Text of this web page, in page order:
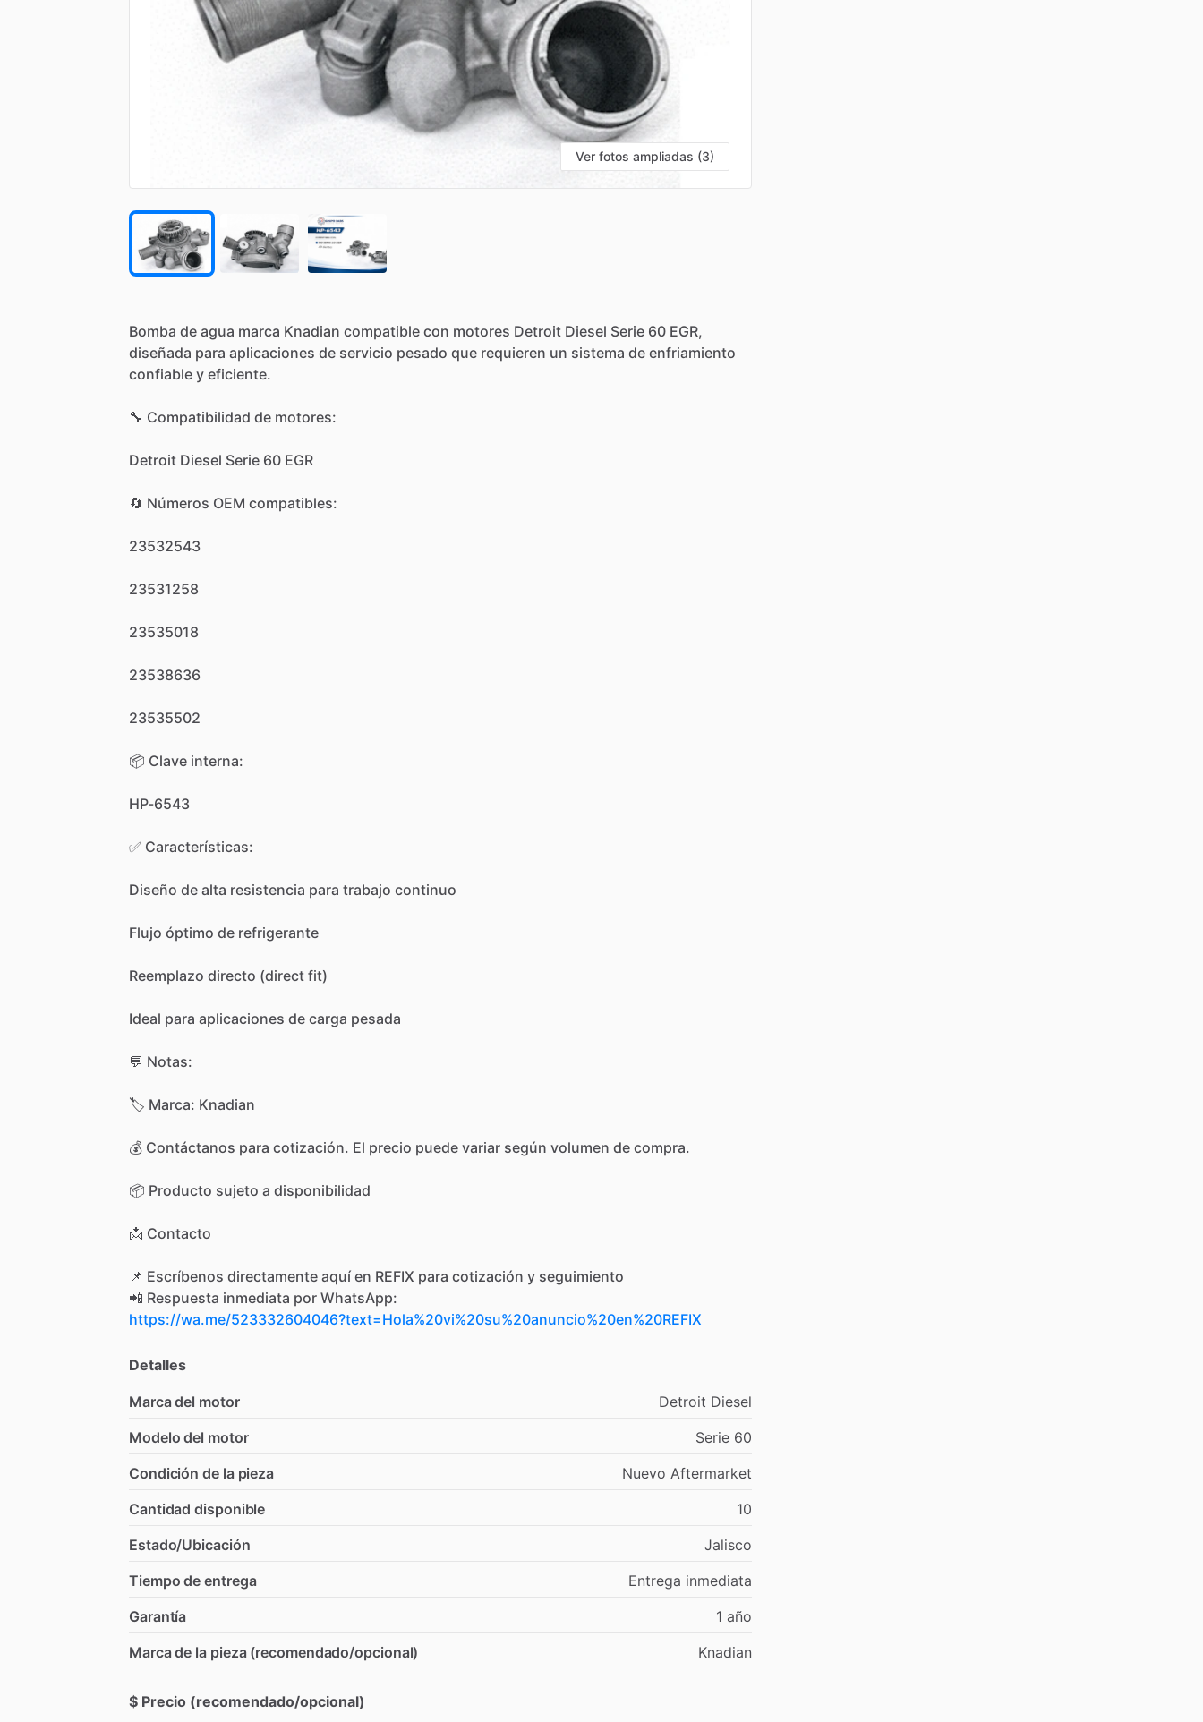
Ver fotos ampliadas (3)
Bomba de agua marca Knadian compatible con motores Detroit Diesel Serie 60 EGR,
diseñada para aplicaciones de servicio pesado que requieren un sistema de enfriamiento
confiable y eficiente.
🔧 Compatibilidad de motores:
Detroit Diesel Serie 60 EGR
🔄 Números OEM compatibles:
23532543
23531258
23535018
23538636
23535502
📦 Clave interna:
HP-6543
✅ Características:
Diseño de alta resistencia para trabajo continuo
Flujo óptimo de refrigerante
Reemplazo directo (direct fit)
Ideal para aplicaciones de carga pesada
💬 Notas:
🏷️ Marca: Knadian
💰 Contáctanos para cotización. El precio puede variar según volumen de compra.
📦 Producto sujeto a disponibilidad
📩 Contacto
📌 Escríbenos directamente aquí en REFIX para cotización y seguimiento
📲 Respuesta inmediata por WhatsApp:
https://wa.me/523332604046?text=Hola%20vi%20su%20anuncio%20en%20REFIX
Detalles
Marca del motor Detroit Diesel
Modelo del motor
Serie 60
Condición de la pieza
Nuevo Aftermarket
Cantidad disponible
10
Estado/Ubicación
Jalisco
Tiempo de entrega
Entrega inmediata
Garantía
1 año
Marca de la pieza (recomendado/opcional)
Knadian
$ Precio (recomendado/opcional)